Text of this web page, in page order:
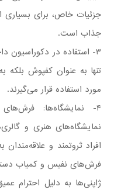
جزئیات خاص، برای بسیاری
جذاب است.
۳- استفاده در دکوراسیون
تنها به عنوان کفپوش
مورد استفاده قرار می‌گیرند.
۴- نمایشگاه‌ها:
نمایشگاه‌های هنری و
افراد ثروتمند و
فرش‌های نفیس و کمیاب
ژاپنی‌ها به دلیل احترام